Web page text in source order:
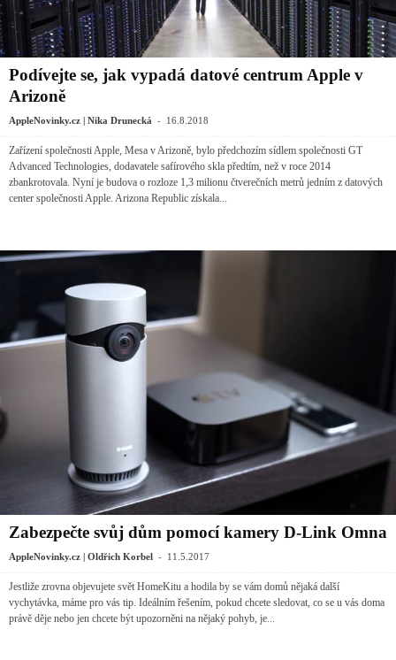
Podívejte se, jak vypadá datové centrum Apple v
Arizoně
AppleNovinky.cz | Nika Drunecká - 16.8.2018
Zařízení společnosti Apple, Mesa v Arizoně, bylo předchozím sídlem společnosti GT
Advanced Technologies, dodavatele safírového skla předtím, než v roce 2014
zbankrotovala. Nyní je budova o rozloze 1,3 milionu čtverečních metrů jedním z datových
center společnosti Apple. Arizona Republic získala...
Zabezpečte svůj dům pomocí kamery D-Link Omna
AppleNovinky.cz | Oldřich Korbel - 11.5.2017
Jestliže zrovna objevujete svět HomeKitu a hodila by se vám domů nějaká další
vychytávka, máme pro vás tip. Ideálním řešením, pokud chcete sledovat, co se u vás doma
právě děje nebo jen chcete být upozorněni na nějaký pohyb, je...